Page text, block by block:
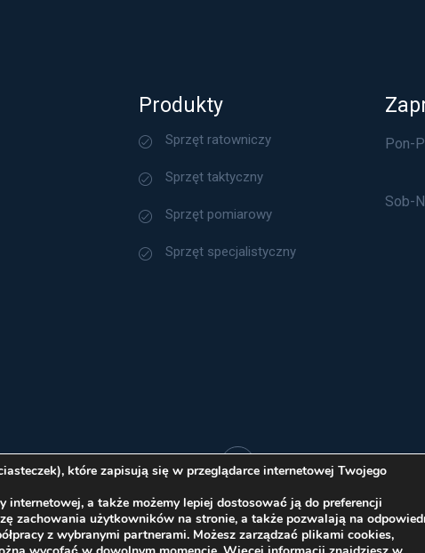
Produkty
Sprzęt ratowniczy
Sprzęt taktyczny
Sprzęt pomiarowy
Sprzęt specjalistyczny
Pon-
Sob-
Polityka Cookies
Service sp. z o.o. 2026 Wszelkie prawa zastrzeżone
które zapisują się w przeglądarce internetowej Twojego
internetowej, a także możemy lepiej dostosować ją do preferencji
zachowania użytkowników na stronie, a także pozwalają na
z wybranymi partnerami. Możesz zarządzać plikami cookies,